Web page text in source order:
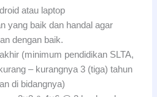
atau laptop
yang baik dan handal agar
dengan baik.
(minimum pendidikan SLTA,
– kurangnya 3 (tiga) tahun
di bidangnya)